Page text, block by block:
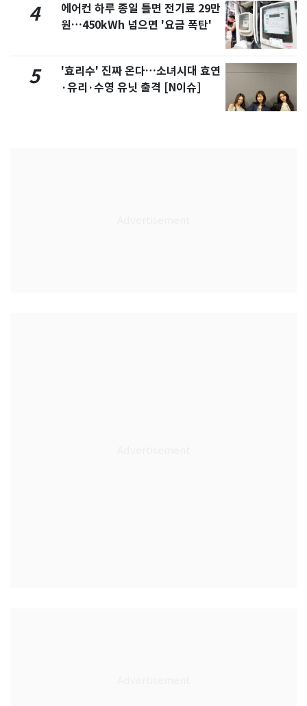
4
에어컨 하루 종일 틀면 전기료 29만
원…450kWh 넘으면 '요금 폭탄'
5
'효리수' 진짜 온다…소녀시대 효연
·유리·수영 유닛 출격 [N이슈]